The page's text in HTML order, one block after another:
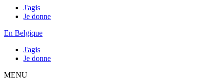
J'agis
Je donne
En Belgique
J'agis
Je donne
MENU